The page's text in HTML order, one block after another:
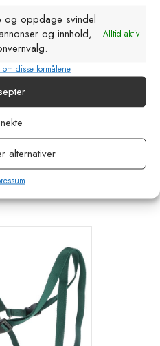
og oppdage svindel
og innhold,
Alltid aktiv
om disse formålene
alternativer
Softy 100mm
eks. MVA